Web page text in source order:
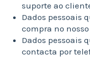
suporte ao
Dados pessoais
compra no
Dados pessoais
contacta por